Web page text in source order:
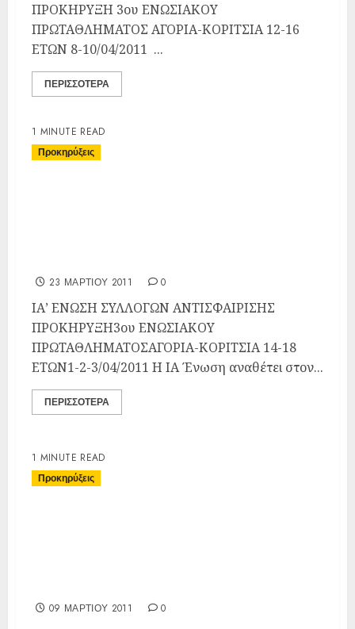
ΠΡΟΚΗΡΥΞΗ 3ου ΕΝΩΣΙΑΚΟΥ
ΠΡΩΤΑΘΛΗΜΑΤΟΣ ΑΓΟΡΙΑ-ΚΟΡΙΤΣΙΑ 12-16
ΕΤΩΝ 8-10/04/2011 ...
ΠΕΡΙΣΣΌΤΕΡΑ
1 MINUTE READ
Προκηρύξεις
23 ΜΑΡΤΊΟΥ 2011 0
ΙΑ’ ΕΝΩΣΗ ΣΥΛΛΟΓΩΝ ΑΝΤΙΣΦΑΙΡΙΣΗΣ
ΠΡΟΚΗΡΥΞΗ3ου ΕΝΩΣΙΑΚΟΥ
ΠΡΩΤΑΘΛΗΜΑΤΟΣΑΓΟΡΙΑ-ΚΟΡΙΤΣΙΑ 14-18
ΕΤΩΝ1-2-3/04/2011 Η ΙΑ Ένωση αναθέτει στον...
ΠΕΡΙΣΣΌΤΕΡΑ
1 MINUTE READ
Προκηρύξεις
09 ΜΑΡΤΊΟΥ 2011 0